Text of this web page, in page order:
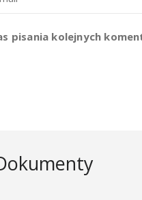
pisania kolejnych